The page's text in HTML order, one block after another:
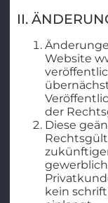
II.
Website
der
Diese
kein